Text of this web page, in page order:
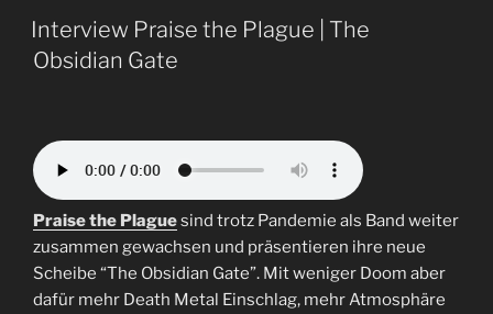
|Interview Praise the Plague | The
Obsidian Gate
Praise the Plaguesind trotz Pandemie als Band weiter
zusammen gewachsen und präsentieren ihre neue
Scheibe “The Obsidian Gate”. Mit weniger Doom aber
dafür mehr Death Metal Einschlag, mehr Atmosphäre